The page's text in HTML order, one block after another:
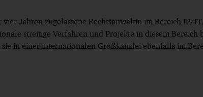
vier Jahren zugelassene Rechtsanwältin im Bereich IP/
streitige Verfahren und Projekte in diesem Bereich
sie in einer internationalen Großkanzlei ebenfalls im